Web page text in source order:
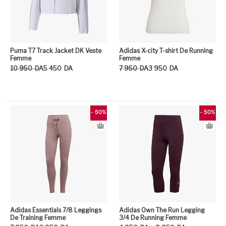
Puma T7 Track Jacket DK Veste
Femme
10 950 DA
Le prix initial était : 10 950DA.
5 450 DA
Le prix actuel est : 5 450DA.
Adidas X-city T-shirt De Running
Femme
7 950 DA
Le prix initial était : 7 950DA.
3 950 DA
Le prix actuel est : 3 950DA.
- 50%
Adidas Essentials 7/8 Leggings
De Training Femme
- 50%
Adidas Own The Run Legging
3/4 De Running Femme